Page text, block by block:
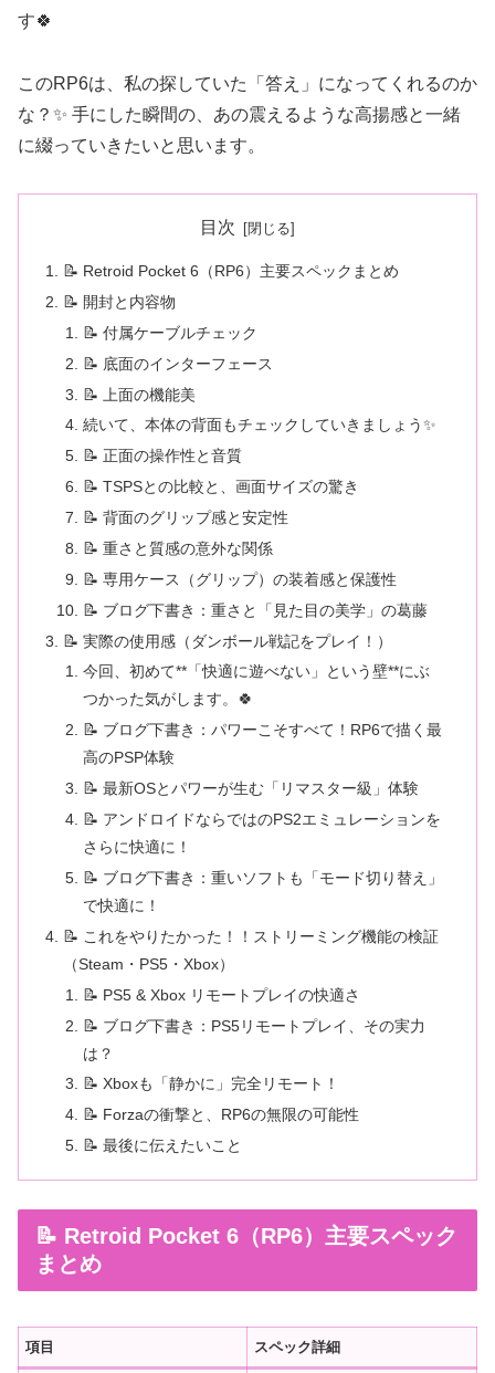
す🍀
このRP6は、私の探していた「答え」になってくれるのか
な？✨ 手にした瞬間の、あの震えるような高揚感と一緒
に綴っていきたいと思います。
目次
📝 Retroid Pocket 6（RP6）主要スペックまとめ
📝 開封と内容物
📝 付属ケーブルチェック
📝 底面のインターフェース
📝 上面の機能美
続いて、本体の背面もチェックしていきましょう✨
📝 正面の操作性と音質
📝 TSPSとの比較と、画面サイズの驚き
📝 背面のグリップ感と安定性
📝 重さと質感の意外な関係
📝 専用ケース（グリップ）の装着感と保護性
📝 ブログ下書き：重さと「見た目の美学」の葛藤
📝 実際の使用感（ダンボール戦記をプレイ！）
今回、初めて**「快適に遊べない」という壁**にぶ
つかった気がします。🍀
📝 ブログ下書き：パワーこそすべて！RP6で描く最
高のPSP体験
📝 最新OSとパワーが生む「リマスター級」体験
📝 アンドロイドならではのPS2エミュレーションを
さらに快適に！
📝 ブログ下書き：重いソフトも「モード切り替え」
で快適に！
📝 これをやりたかった！！ストリーミング機能の検証
（Steam・PS5・Xbox）
📝 PS5 & Xbox リモートプレイの快適さ
📝 ブログ下書き：PS5リモートプレイ、その実力
は？
📝 Xboxも「静かに」完全リモート！
📝 Forzaの衝撃と、RP6の無限の可能性
📝 最後に伝えたいこと
📝 Retroid Pocket 6（RP6）主要スペック
まとめ
項目 スペック詳細